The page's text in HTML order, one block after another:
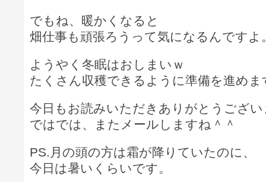
でもね、暖かくなると
畑仕事も頑張ろうって気になるんですよ
ようやく冬眠はおしまいｗ
たくさん収穫できるように準備を進めま
今日もお読みいただきありがとうござ
ではでは、またメールしますね＾＾
PS.月の頭の方は霜が降りていたのに、
今日は暑いくらいです。